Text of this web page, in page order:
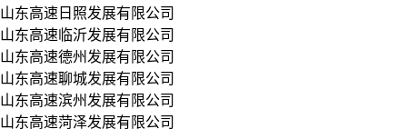
山东高速日照发展有限公司
山东高速临沂发展有限公司
山东高速德州发展有限公司
山东高速聊城发展有限公司
山东高速滨州发展有限公司
山东高速菏泽发展有限公司